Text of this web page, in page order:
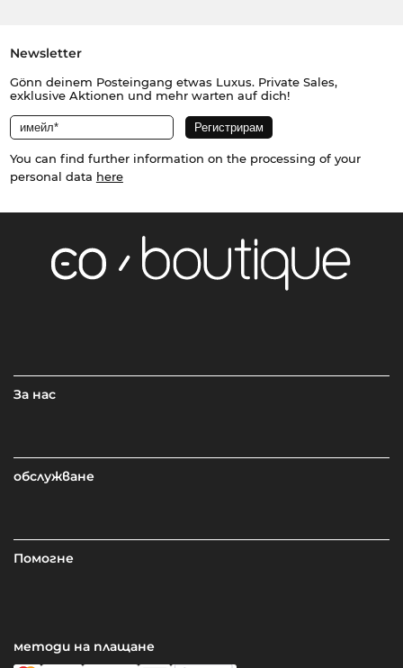
Newsletter
Gönn deinem Posteingang etwas Luxus. Private Sales,
exklusive Aktionen und mehr warten auf dich!
You can find further information on the processing of your
personal data here
За нас
обслужване
Помогне
методи на плащане